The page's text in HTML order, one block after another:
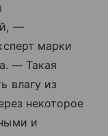
—
марки
— Такая
влагу из
некоторое
и